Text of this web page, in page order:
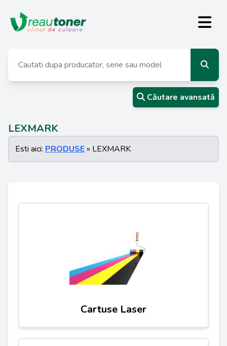
Căutare avansată
LEXMARK
Esti aici: PRODUSE » LEXMARK
Cartuse Laser